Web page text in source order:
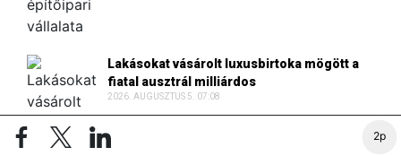
2p
Lakásokat vásárolt luxusbirtoka mögött a
fiatal ausztrál milliárdos
2026. AUGUSZTUS 5. 07:08